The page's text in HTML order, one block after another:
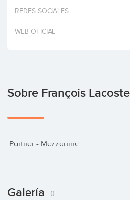
Invertir
REDES SOCIALES
WEB OFICIAL
Sobre François Lacoste
Partner - Mezzanine
Galería 0